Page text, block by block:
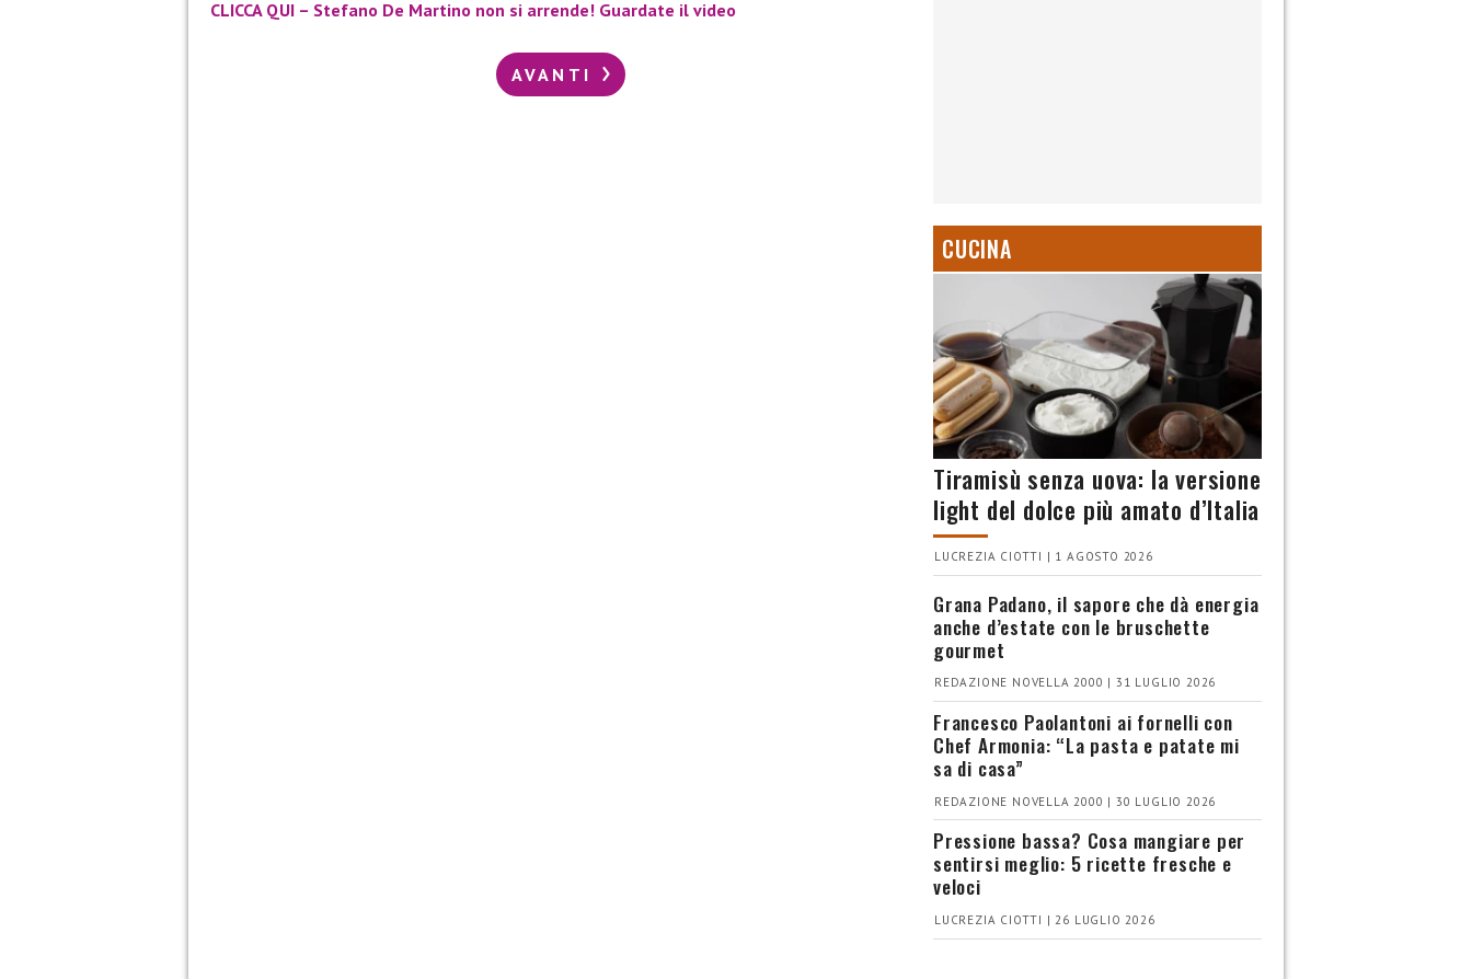
CLICCA QUI – Stefano De Martino non si arrende! Guardate il video
AVANTI
CUCINA
Tiramisù senza uova: la versione
light del dolce più amato d’Italia
LUCREZIA CIOTTI | 1 AGOSTO 2026
Grana Padano, il sapore che dà energia
anche d’estate con le bruschette
gourmet
REDAZIONE NOVELLA 2000 | 31 LUGLIO 2026
Francesco Paolantoni ai fornelli con
Chef Armonia: “La pasta e patate mi
sa di casa”
REDAZIONE NOVELLA 2000 | 30 LUGLIO 2026
Pressione bassa? Cosa mangiare per
sentirsi meglio: 5 ricette fresche e
veloci
LUCREZIA CIOTTI | 26 LUGLIO 2026